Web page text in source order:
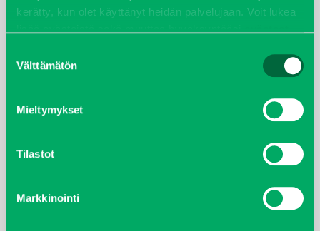
kerätty, kun olet käyttänyt heidän palvelujaan. Voit lukea
valinta
Välttämätön
Mieltymykset
Tilastot
Markkinointi
lokakuu 2021
joulukuu 2019